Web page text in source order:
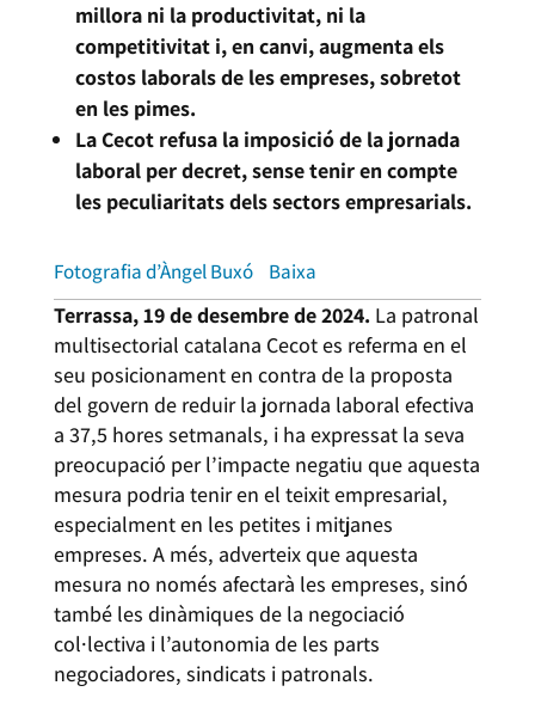
millora ni la productivitat, ni la
competitivitat i, en canvi, augmenta els
costos laborals de les empreses, sobretot
en les pimes.
La Cecot refusa la imposició de la jornada
laboral per decret, sense tenir en compte
les peculiaritats dels sectors empresarials.
Fotografia d’Àngel Buxó Baixa
Terrassa, 19 de desembre de 2024. La patronal
multisectorial catalana Cecot es referma en el
seu posicionament en contra de la proposta
del govern de reduir la jornada laboral efectiva
a 37,5 hores setmanals, i ha expressat la seva
preocupació per l’impacte negatiu que aquesta
mesura podria tenir en el teixit empresarial,
especialment en les petites i mitjanes
empreses. A més, adverteix que aquesta
mesura no només afectarà les empreses, sinó
també les dinàmiques de la negociació
col·lectiva i l’autonomia de les parts
negociadores, sindicats i patronals.